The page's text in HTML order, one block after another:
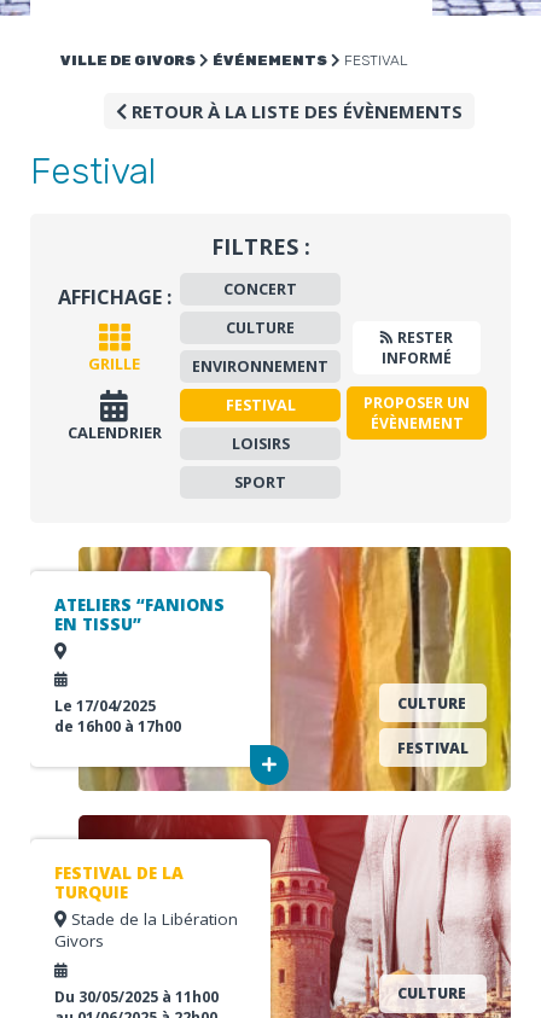
VILLE DE GIVORS ÉVÉNEMENTS FESTIVAL
RETOUR À LA LISTE DES ÉVÈNEMENTS
Festival
AFFICHAGE :
GRILLE
CALENDRIER
FILTRES :
CONCERT
CULTURE
ENVIRONNEMENT
FESTIVAL
LOISIRS
SPORT
RESTER
INFORMÉ
PROPOSER UN
ÉVÈNEMENT
ORGANISATEUR
Organisateur
mail
Téléphone
ÉVÈNEMENT
Titre
AUJOURD'HUI
AOÛT 2026
samedi Août 1
dimanche Août 2
lundi Août 3
mardi Août 4
Août 5
ATELIERS “FANIONS
EN TISSU”
Le 17/04/2025
de 16h00 à 17h00
CULTURE
FESTIVAL
FESTIVAL DE LA
TURQUIE
Stade de la Libération
Givors
Du 30/05/2025 à 11h00
CULTURE